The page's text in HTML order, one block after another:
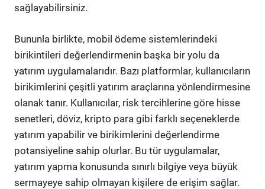
sağlayabilirsiniz.
Bununla birlikte, mobil ödeme sistemlerindeki
birikintileri değerlendirmenin başka bir yolu da
yatırım uygulamalarıdır. Bazı platformlar, kullanıcıların
birikimlerini çeşitli yatırım araçlarına yönlendirmesine
olanak tanır. Kullanıcılar, risk tercihlerine göre hisse
senetleri, döviz, kripto para gibi farklı seçeneklerde
yatırım yapabilir ve birikimlerini değerlendirme
potansiyeline sahip olurlar. Bu tür uygulamalar,
yatırım yapma konusunda sınırlı bilgiye veya büyük
sermayeye sahip olmayan kişilere de erişim sağlar.